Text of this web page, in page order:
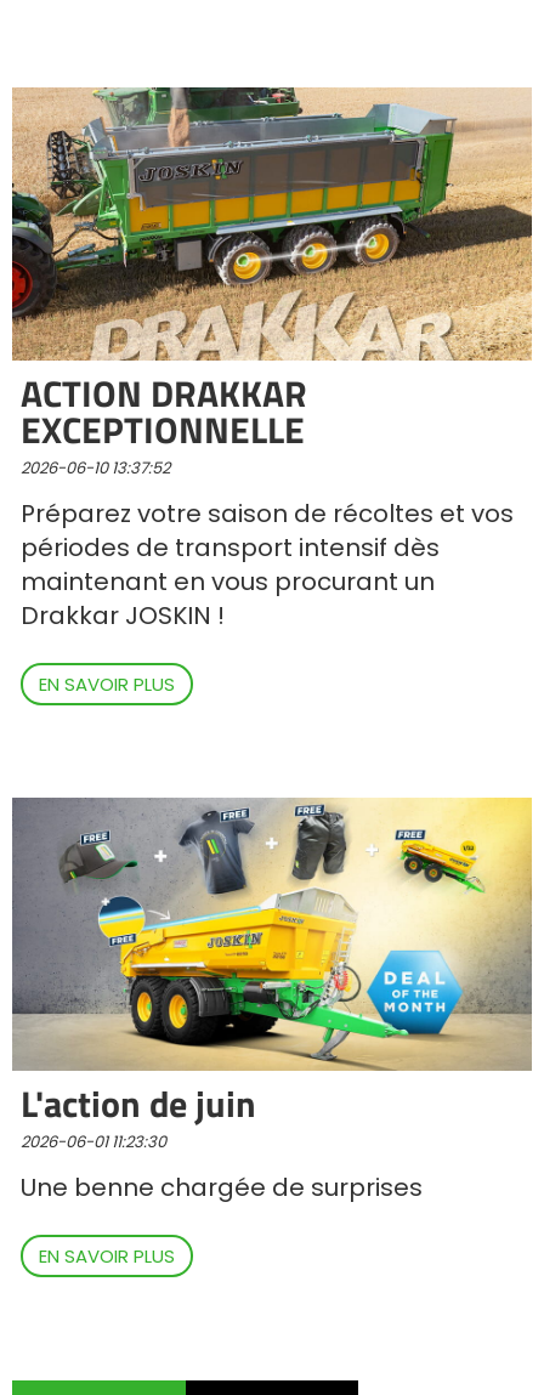
العربية
رسید ن
ACTION DRAKKAR
EXCEPTIONNELLE
2026-06-10 13:37:52
Préparez votre saison de récoltes et vos
périodes de transport intensif dès
maintenant en vous procurant un
Drakkar JOSKIN !
EN SAVOIR PLUS
L'action de juin
2026-06-01 11:23:30
Une benne chargée de surprises
EN SAVOIR PLUS